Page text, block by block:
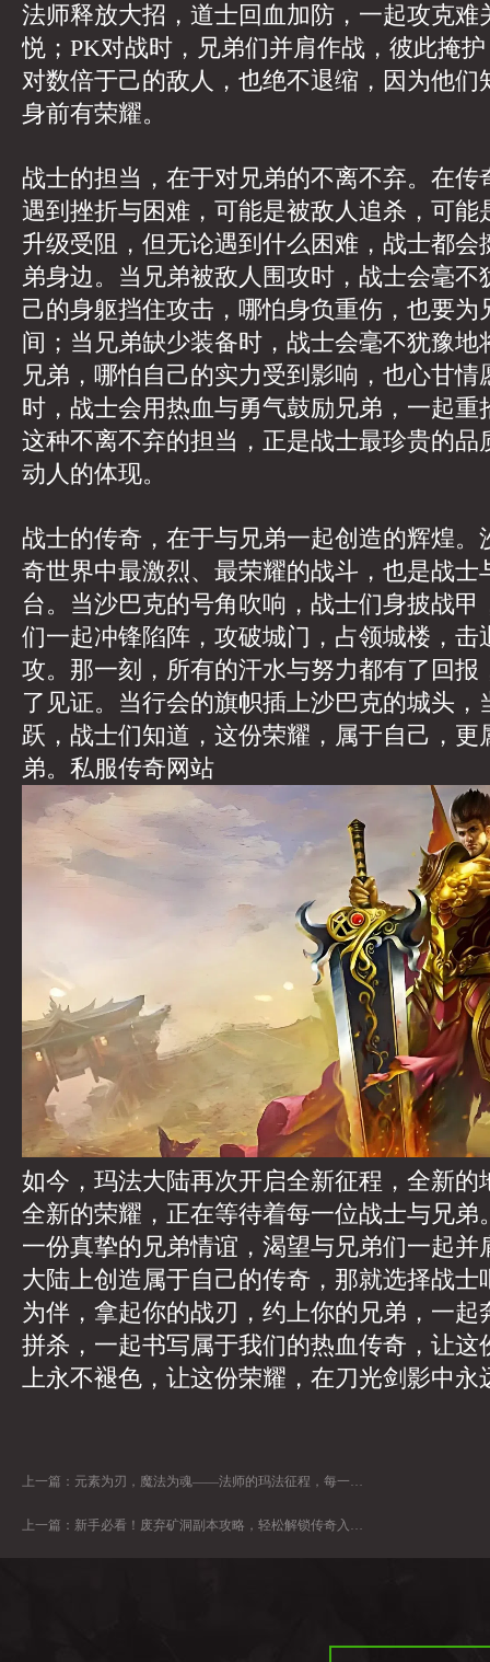
法师释放大招，道士回血加防，一起攻克难
悦；PK对战时，兄弟们并肩作战，彼此掩
对数倍于己的敌人，也绝不退缩，因为他们
身前有荣耀。
战士的担当，在于对兄弟的不离不弃。在传
遇到挫折与困难，可能是被敌人追杀，可能
升级受阻，但无论遇到什么困难，战士都会
弟身边。当兄弟被敌人围攻时，战士会毫不
己的身躯挡住攻击，哪怕身负重伤，也要为
间；当兄弟缺少装备时，战士会毫不犹豫地
兄弟，哪怕自己的实力受到影响，也心甘
时，战士会用热血与勇气鼓励兄弟，一起重
这种不离不弃的担当，正是战士最珍贵的品
动人的体现。
战士的传奇，在于与兄弟一起创造的辉煌。
奇世界中最激烈、最荣耀的战斗，也是战士
台。当沙巴克的号角吹响，战士们身披战甲
们一起冲锋陷阵，攻破城门，占领城楼，击
攻。那一刻，所有的汗水与努力都有了回报
了见证。当行会的旗帜插上沙巴克的城头，
跃，战士们知道，这份荣耀，属于自己，更
弟。 私服传奇网站
如今，玛法大陆再次开启全新征程，全新的
全新的荣耀，正在等待着每一位战士与兄弟
一份真挚的兄弟情谊，渴望与兄弟们一起并
大陆上创造属于自己的传奇，那就选择战士
为伴，拿起你的战刃，约上你的兄弟，一起
拼杀，一起书写属于我们的热血传奇，让这
上永不褪色，让这份荣耀，在刀光剑影中永
上一篇： 元素为刃，魔法为魂——法师的玛法征程，每一步都热血沸腾
上一篇： 新手必看！废弃矿洞副本攻略，轻松解锁传奇入门战力